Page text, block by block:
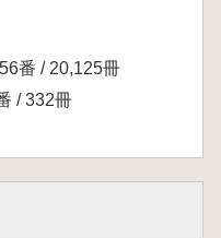
番 / 20,125冊
/ 332冊